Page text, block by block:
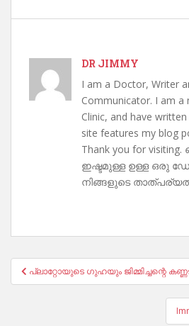
DR JIMMY
I am a Doctor, Writer
Communicator. I am
Clinic, and have
site features my blog
Thank you for
ഇഷ്ടമുള്ള ഉള്ള ഒരു
നിങ്ങളുടെ
Post
navigation
പ്ലാറ്റോയുടെ ഗുഹയും ജിമ്മിച്ചന്റെ